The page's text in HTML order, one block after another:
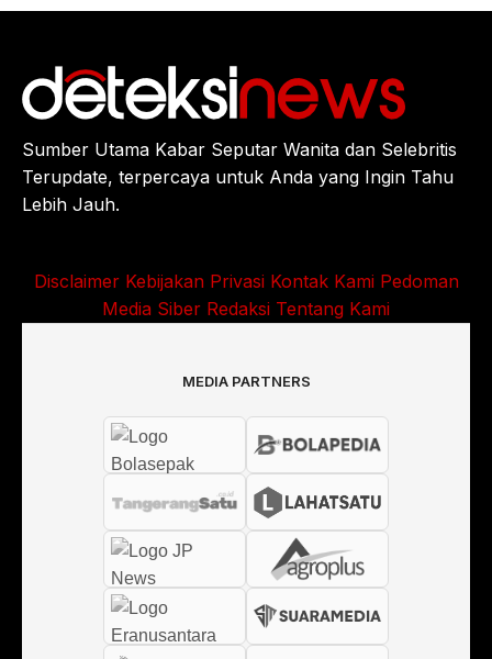
Sumber Utama Kabar Seputar Wanita dan Selebritis
Terupdate, terpercaya untuk Anda yang Ingin Tahu
Lebih Jauh.
Disclaimer Kebijakan Privasi Kontak Kami Pedoman
Media Siber Redaksi Tentang Kami
MEDIA PARTNERS